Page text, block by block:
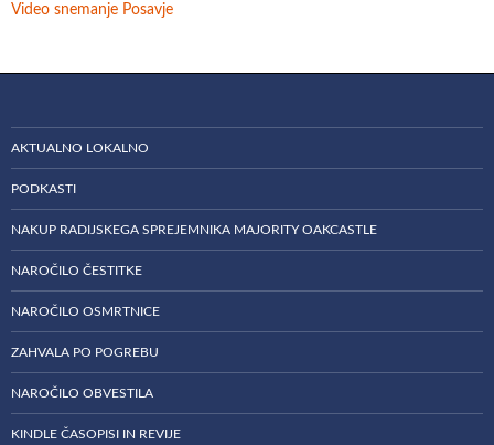
Video snemanje Posavje
AKTUALNO LOKALNO
PODKASTI
NAKUP RADIJSKEGA SPREJEMNIKA MAJORITY OAKCASTLE
NAROČILO ČESTITKE
NAROČILO OSMRTNICE
ZAHVALA PO POGREBU
NAROČILO OBVESTILA
KINDLE ČASOPISI IN REVIJE